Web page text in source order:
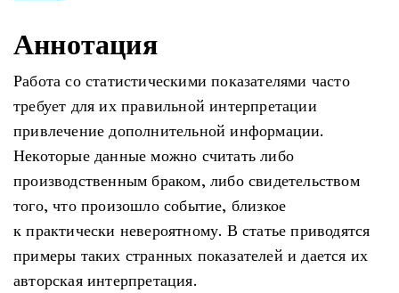
Аннотация
Работа со статистическими показателями часто
требует для их правильной интерпретации
привлечение дополнительной информации.
Некоторые данные можно считать либо
производственным браком, либо свидетельством
того, что произошло событие, близкое
к практически невероятному. В статье приводятся
примеры таких странных показателей и дается их
авторская интерпретация.